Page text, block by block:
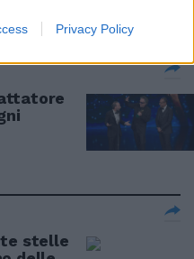
Privacy Policy
stelle